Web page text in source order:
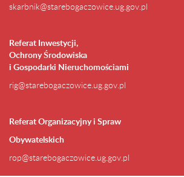
skarbnik@starebogaczowice.ug.gov.pl
Referat Inwestycji,
Ochrony Środowiska
i Gospodarki Nieruchomościami
rig@starebogaczowice.ug.gov.pl
Referat Organizacyjny i Spraw
Obywatelskich
rop@starebogaczowice.ug.gov.pl